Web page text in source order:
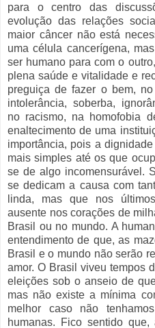
para o centro das
evolução das relações
maior câncer não está
uma célula cancerígena,
ser humano para com o
plena saúde e vitalidade e
preguiça de fazer o bem,
intolerância, soberba,
no racismo, na homofobia
enaltecimento de uma
importância, pois a
mais simples até os que
se de algo incomensurável.
se dedicam a causa com
linda, mas que nos
ausente nos corações de
Brasil ou no mundo. A
entendimento de que, as
Brasil e o mundo não serão
amor. O Brasil viveu tempos
eleições sob o anseio de
mas não existe a mínima
melhor caso não
humanas. Fico sentido